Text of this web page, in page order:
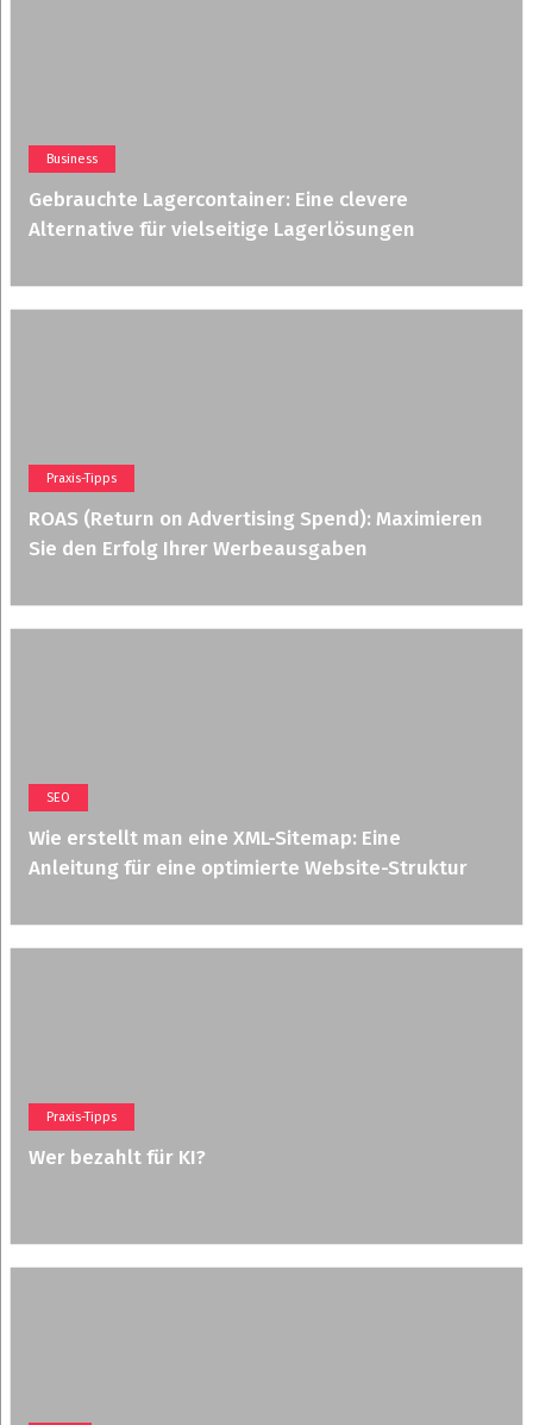
Business
Gebrauchte Lagercontainer: Eine clevere
Alternative für vielseitige Lagerlösungen
Praxis-Tipps
ROAS (Return on Advertising Spend): Maximieren
Sie den Erfolg Ihrer Werbeausgaben
SEO
Wie erstellt man eine XML-Sitemap: Eine
Anleitung für eine optimierte Website-Struktur
Praxis-Tipps
Wer bezahlt für KI?